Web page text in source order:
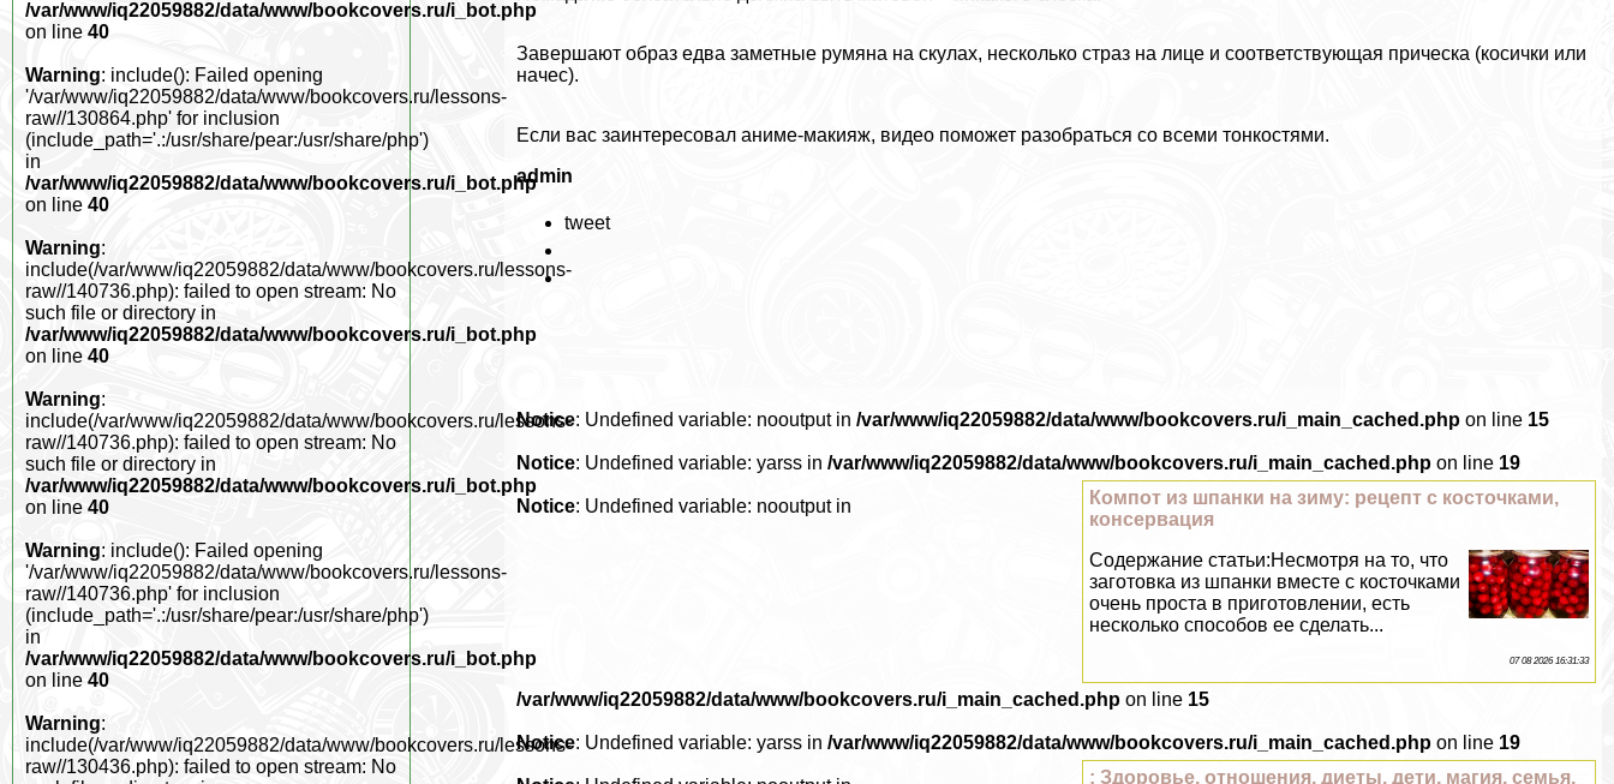
Завершают образ едва заметные румяна на скулах, несколько страз на лице и соответствующая прическа (косички или
начес).
Если вас заинтересовал аниме-макияж, видео поможет разобраться со всеми тонкостями.
admin
tweet
Notice: Undefined variable: nooutput in/var/www/iq22059882/data/www/bookcovers.ru/i_main_cached.php on line 15
Notice: Undefined variable: yarss in/var/www/iq22059882/data/www/bookcovers.ru/i_main_cached.php on line 19
Компот из шпанки на зиму: рецепт с косточками,
консервация
Содержание статьи:Несмотря на то, что
заготовка из шпанки вместе с косточками
очень проста в приготовлении, есть
несколько способов ее сделать...
07 08 2026 16:31:33
Notice: Undefined variable: nooutput in
/var/www/iq22059882/data/www/bookcovers.ru/i_main_cached.php on line 15
Notice: Undefined variable: yarss in/var/www/iq22059882/data/www/bookcovers.ru/i_main_cached.php on line 19
: Здоровье, отношения, диеты, дети, магия, семья,
/var/www/iq22059882/data/www/bookcovers.ru/i_bot.php
on line 40
Warning: include(): Failed opening
'/var/www/iq22059882/data/www/bookcovers.ru/lessons-
raw//130864.php' for inclusion
(include_path='.:/usr/share/pear:/usr/share/php')
in
/var/www/iq22059882/data/www/bookcovers.ru/i_bot.php
on line 40
Warning:
include(/var/www/iq22059882/data/www/bookcovers.ru/lessons-
raw//140736.php): failed to open stream: No
such file or directory in
/var/www/iq22059882/data/www/bookcovers.ru/i_bot.php
on line 40
Warning:
include(/var/www/iq22059882/data/www/bookcovers.ru/lessons-
raw//140736.php): failed to open stream: No
such file or directory in
/var/www/iq22059882/data/www/bookcovers.ru/i_bot.php
on line 40
Warning: include(): Failed opening
'/var/www/iq22059882/data/www/bookcovers.ru/lessons-
raw//140736.php' for inclusion
(include_path='.:/usr/share/pear:/usr/share/php')
in
/var/www/iq22059882/data/www/bookcovers.ru/i_bot.php
on line 40
Warning:
include(/var/www/iq22059882/data/www/bookcovers.ru/lessons-
raw//130436.php): failed to open stream: No